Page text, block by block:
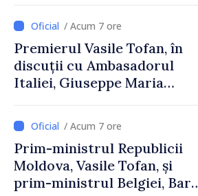
Uygar Mustafa Sertel
/ Acum 7 ore
Premierul Vasile Tofan, în
discuții cu Ambasadorul
Italiei, Giuseppe Maria
/ Acum 7 ore
Prim-ministrul Republicii
Moldova, Vasile Tofan, și
prim-ministrul Belgiei, Bart